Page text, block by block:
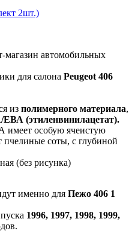
2шт.)
магазин автомобильных
для салона Peugeot 406
из полимерного материала,
(этиленвинилацетат).
имеет особую ячеистую
пчелиные соты, с глубиной
(без рисунка)
именно для Пежо 406 1
1996, 1997, 1998, 1999,